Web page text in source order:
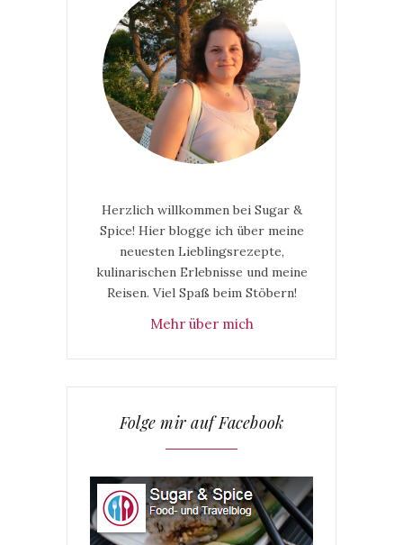
Herzlich willkommen bei Sugar &
Spice! Hier blogge ich über meine
neuesten Lieblingsrezepte,
kulinarischen Erlebnisse und meine
Reisen. Viel Spaß beim Stöbern!
Mehr über mich
Folge mir auf Facebook